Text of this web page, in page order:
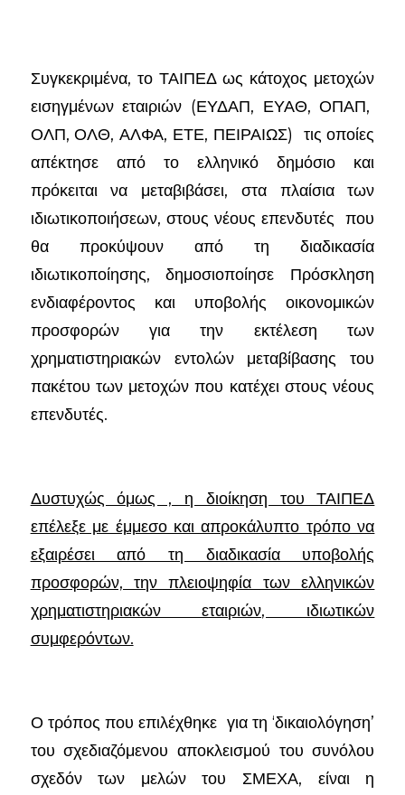
Συγκεκριμένα, το ΤΑΙΠΕΔ ως κάτοχος μετοχών
εισηγμένων εταιριών (ΕΥΔΑΠ, ΕΥΑΘ, ΟΠΑΠ,
ΟΛΠ, ΟΛΘ, ΑΛΦΑ, ΕΤΕ, ΠΕΙΡΑΙΩΣ) τις οποίες
απέκτησε από το ελληνικό δημόσιο και
πρόκειται να μεταβιβάσει, στα πλαίσια των
ιδιωτικοποιήσεων, στους νέους επενδυτές που
θα προκύψουν από τη διαδικασία
ιδιωτικοποίησης, δημοσιοποίησε Πρόσκληση
ενδιαφέροντος και υποβολής οικονομικών
προσφορών για την εκτέλεση των
χρηματιστηριακών εντολών μεταβίβασης του
πακέτου των μετοχών που κατέχει στους νέους
επενδυτές.
Δυστυχώς όμως , η διοίκηση του ΤΑΙΠΕΔ
επέλεξε με έμμεσο και απροκάλυπτο τρόπο να
εξαιρέσει από τη διαδικασία υποβολής
προσφορών, την πλειοψηφία των ελληνικών
χρηματιστηριακών εταιριών, ιδιωτικών
συμφερόντων.
Ο τρόπος που επιλέχθηκε για τη ‘δικαιολόγηση’
του σχεδιαζόμενου αποκλεισμού του συνόλου
σχεδόν των μελών του ΣΜΕΧΑ, είναι η